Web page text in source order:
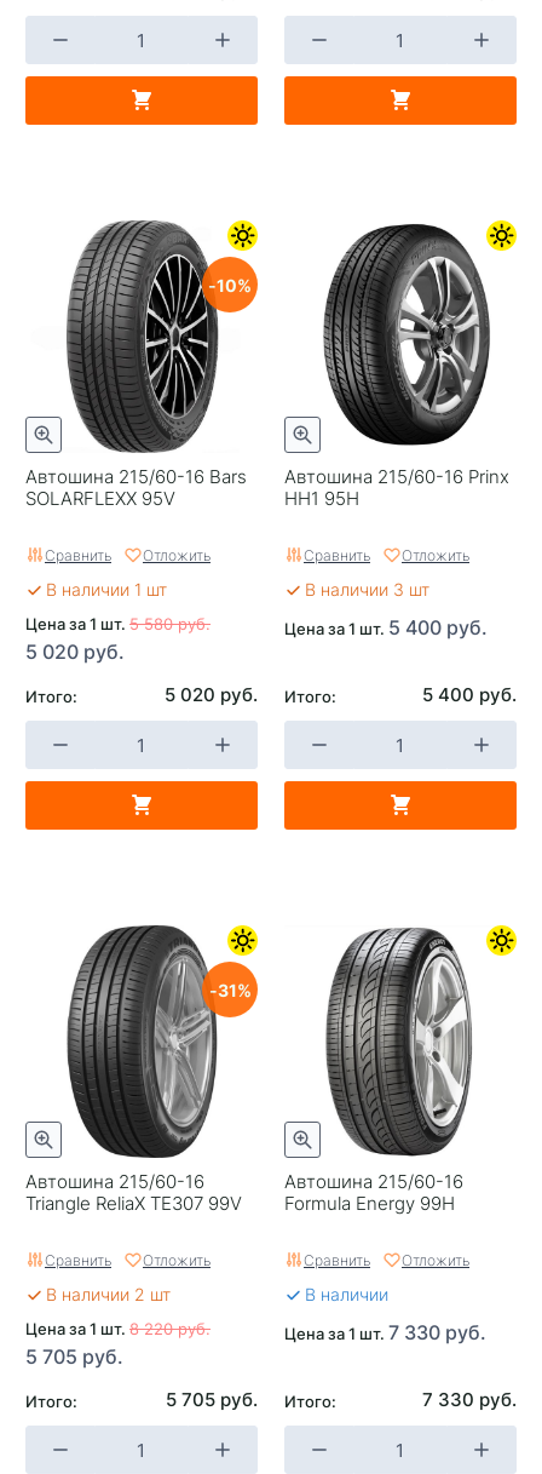
Автошина 215/60-16 Bars
SOLARFLEXX 95V
10
Сравнить Отложить
В наличии 1 шт
Цена за 1 шт. 5 580 руб.
5 020 руб.
Итого: 5 020 руб.
Автошина 215/60-16 Prinx
HH1 95H
Сравнить Отложить
В наличии 3 шт
Цена за 1 шт. 5 400 руб.
Итого: 5 400 руб.
Автошина 215/60-16
Triangle ReliaX TE307 99V
31
Сравнить Отложить
В наличии 2 шт
Цена за 1 шт. 8 220 руб.
5 705 руб.
Итого: 5 705 руб.
Автошина 215/60-16
Formula Energy 99H
Сравнить Отложить
В наличии
Цена за 1 шт. 7 330 руб.
Итого: 7 330 руб.